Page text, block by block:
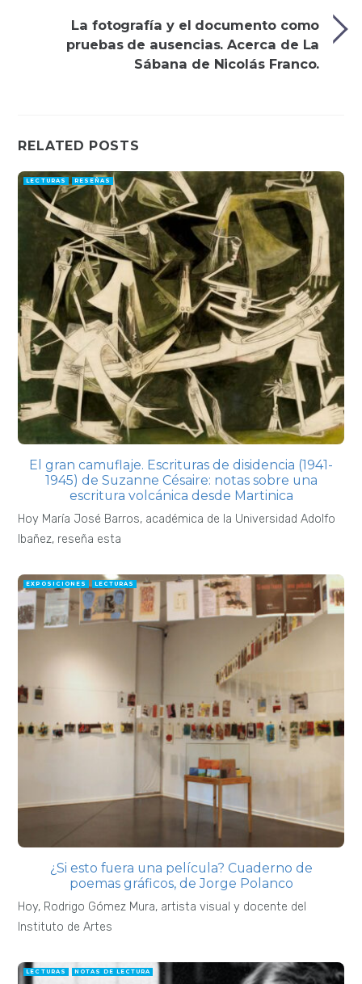
La fotografía y el documento como
pruebas de ausencias. Acerca de La
Sábana de Nicolás Franco.
RELATED POSTS
LECTURAS RESEÑAS
El gran camuflaje. Escrituras de disidencia (1941-
1945) de Suzanne Césaire: notas sobre una
escritura volcánica desde Martinica
Hoy María José Barros, académica de la Universidad Adolfo
Ibañez, reseña esta
EXPOSICIONES LECTURAS
¿Si esto fuera una película? Cuaderno de
poemas gráficos, de Jorge Polanco
Hoy, Rodrigo Gómez Mura, artista visual y docente del
Instituto de Artes
LECTURAS NOTAS DE LECTURA